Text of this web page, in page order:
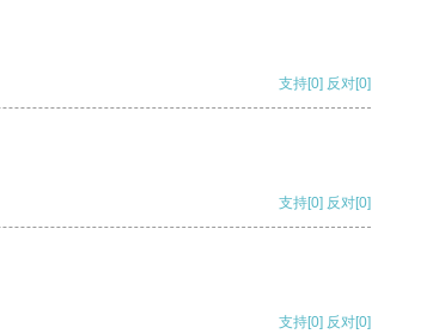
支持[0] 反对[0]
支持[0] 反对[0]
支持[0] 反对[0]